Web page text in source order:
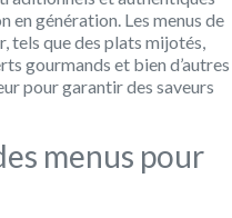
génération. Les menus de
tels que des plats mijotés,
gourmands et bien d’autres
pour garantir des saveurs
menus pour